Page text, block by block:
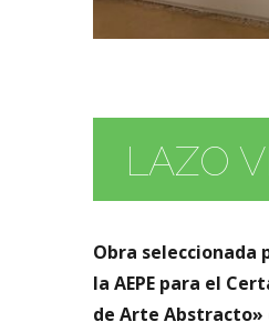
LAZO
Obra seleccionada
la AEPE para el
de Arte